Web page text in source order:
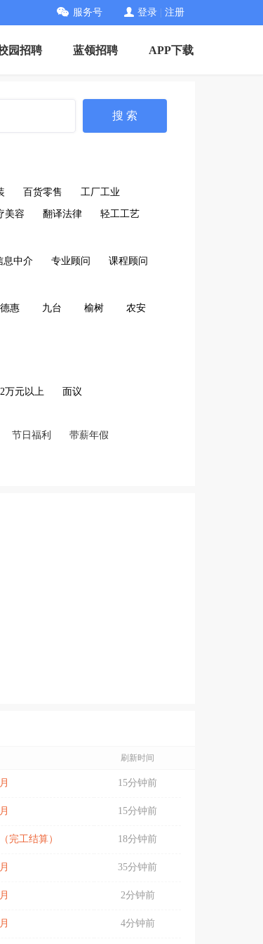
服务号 登录 注册
园招聘 蓝领招聘 APP下载
搜 索
百货零售 工厂工业
美容 翻译法律 轻工工艺
息中介 专业顾问 课程顾问
德惠 九台 榆树
农安
2万元以上 面议
节日福利 带薪年假
刷新时间
15分钟前
15分钟前
完工结算） 18分钟前
35分钟前
2分钟前
4分钟前